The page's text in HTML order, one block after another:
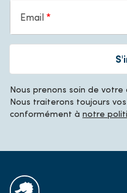
Email
Nous prenons soin de
Nous traiterons toujours
conformément à notre